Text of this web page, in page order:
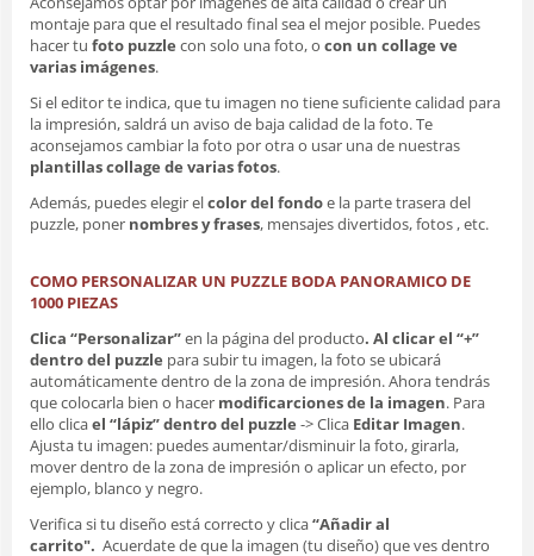
montaje para que el resultado final sea el mejor posible. Puedes
hacer tu foto puzzle con solo una foto, o con un collage ve
varias imágenes.
Si el editor te indica, que tu imagen no tiene suficiente calidad para
la impresión, saldrá un aviso de baja calidad de la foto. Te
aconsejamos cambiar la foto por otra o usar una de nuestras
plantillas collage de varias fotos.
Además, puedes elegir elcolor del fondoe la parte trasera del
puzzle, poner nombres y frases, mensajes divertidos, fotos , etc.
COMO PERSONALIZAR UN PUZZLE BODA PANORAMICO DE
1000 PIEZAS
Clica “Personalizar”en la página del producto. Al clicar el “+”
dentro del puzzle para subir tu imagen, la foto se ubicará
automáticamente dentro de la zona de impresión. Ahora tendrás
que colocarla bien o hacer modificarciones de la imagen. Para
ello clicael “lápiz” dentro del puzzle -> Clica Editar Imagen.
Ajusta tu imagen: puedes aumentar/disminuir la foto, girarla,
mover dentro de la zona de impresión o aplicar un efecto, por
ejemplo, blanco y negro.
Verifica si tu diseño está correcto y clica“Añadir al
carrito". Acuerdate de que la imagen (tu diseño) que ves dentro